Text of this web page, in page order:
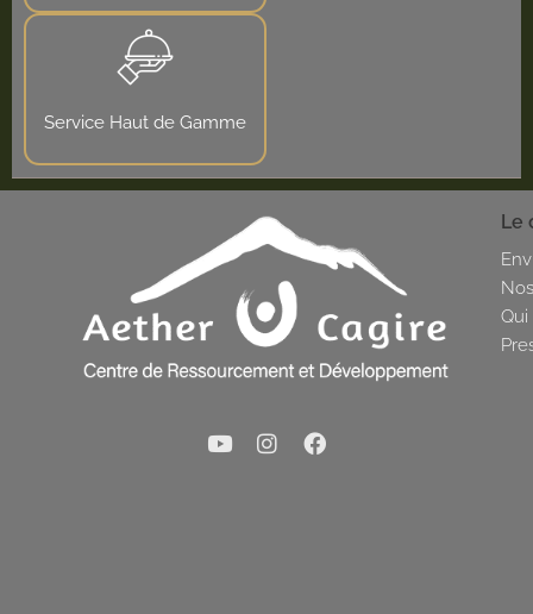
Service Haut de Gamme
Le